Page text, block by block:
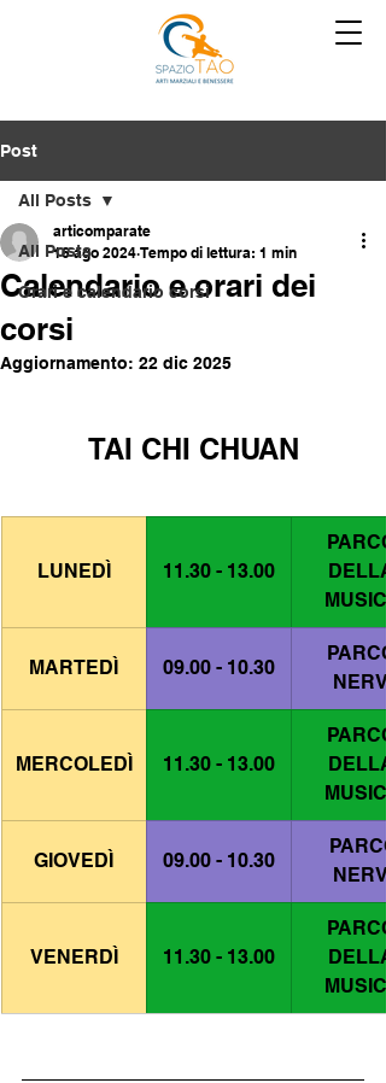
Post
All Posts
Orari e calendario corsi
All Posts
Calendario e orari dei
corsi
articomparate
16 ago 2024 Tempo di lettura: 1 min
Aggiornamento: 22 dic 2025
TAI CHI CHUAN
LUNEDÌ 11.30 - 13.00
DELLA
MARTEDÌ 09.00 - 10.30
NERVI
MERCOLEDÌ 11.30 - 13.00
DELLA
GIOVEDÌ 09.00 - 10.30
PARCO
NERVI
VENERDÌ 11.30 - 13.00
DELLA